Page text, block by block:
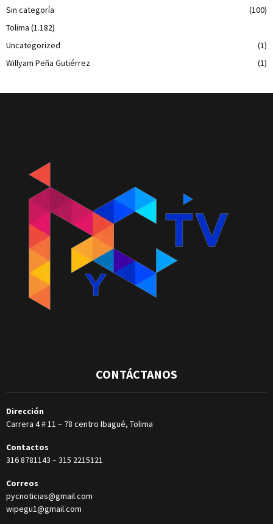
Sin categoría
(100)
Tolima (1.182)
Uncategorized
(1)
Willyam Peña Gutiérrez
(1)
CONTÁCTANOS
Dirección
Carrera 4 # 11 – 78 centro Ibagué, Tolima
Contactos
316 8781143 –315 2215121
Correos
pycnoticias@gmail.com
wipegu1@gmail.com